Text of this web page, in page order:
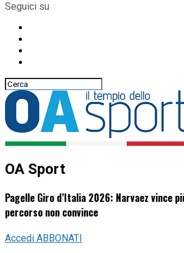
Seguici su
OA Sport
Pagelle Giro d’Italia 2026: Narvaez vince
percorso non convince
Accedi ABBONATI